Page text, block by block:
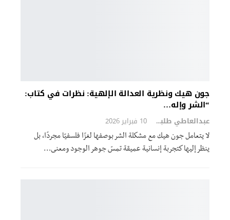
جون هيك ونظرية العدالة الإلهية: نظرات في كتاب:
“الشر وإله…
عبدالعاطي طلبة 10 فبراير 2026
لا يتعامل جون هيك مع مشكلة الشر بوصفها لغزًا فلسفيًا مجردًا، بل
ينظر إليها كتجربة إنسانية عميقة تمسّ جوهر الوجود ومعنى…